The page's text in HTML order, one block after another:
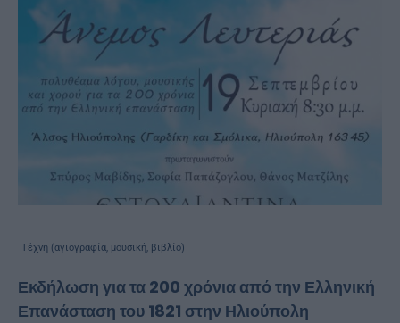
Τέχνη (αγιογραφία, μουσική, βιβλίο)
Εκδήλωση για τα 200 χρόνια από την Ελληνική
Επανάσταση του 1821 στην Ηλιούπολη